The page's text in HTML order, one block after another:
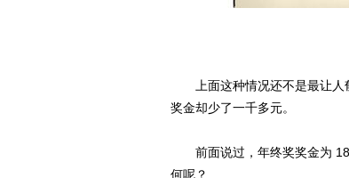
上面这种情况还不是最让人
奖金却少了一千多元。
前面说过，年终奖奖金为
何呢？